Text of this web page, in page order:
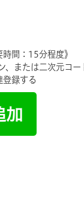
間：15分程度》
、または二次元コ
録する